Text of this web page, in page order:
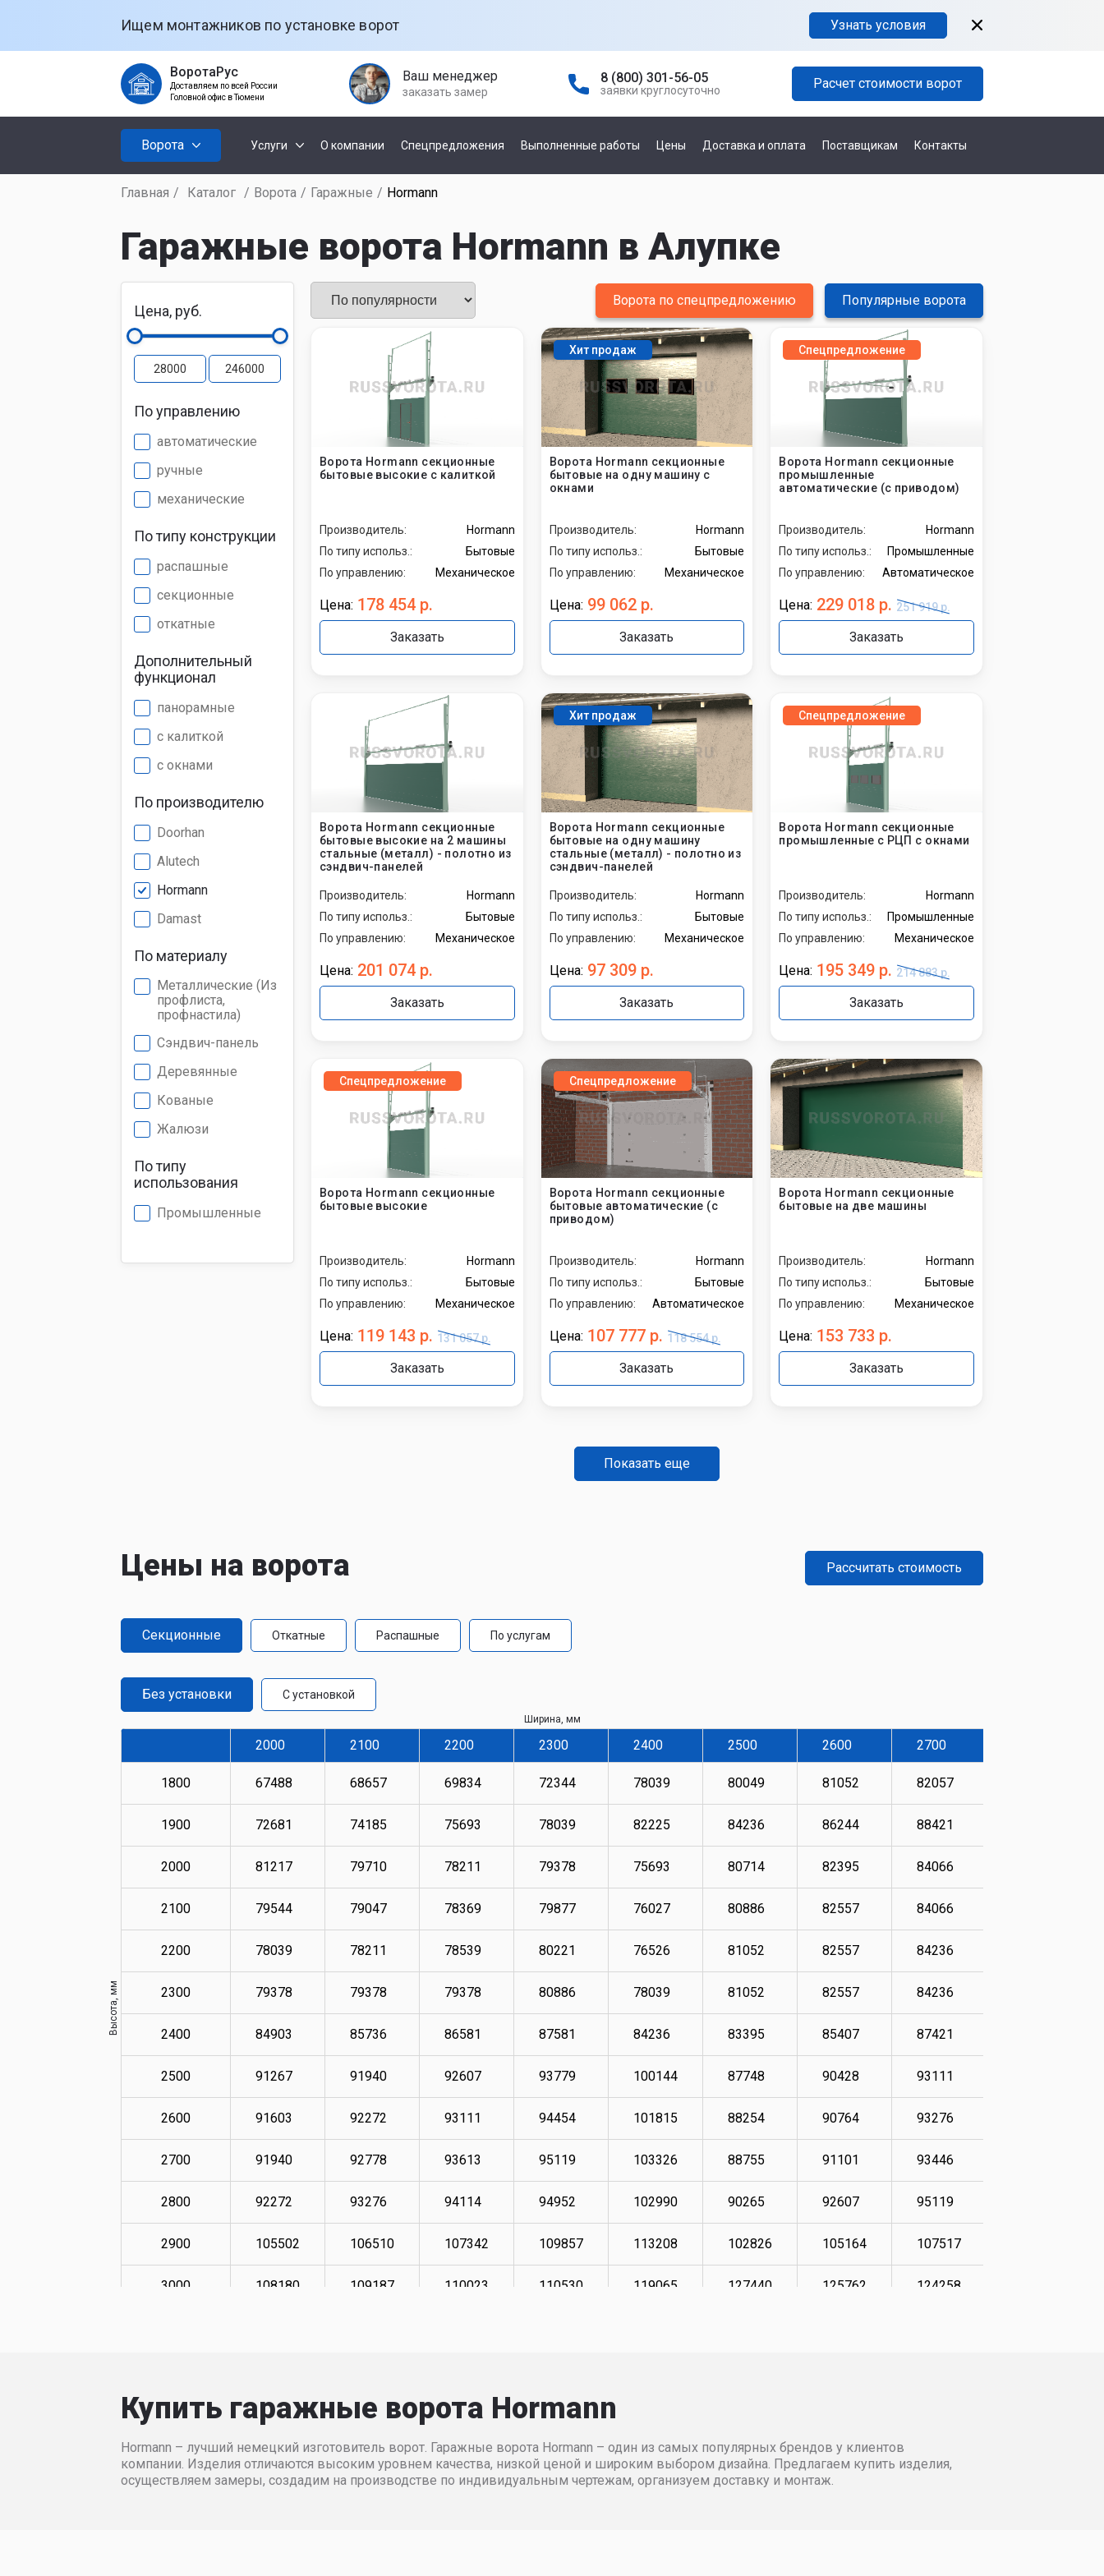
Ищем монтажников по установке ворот Узнать условия
ВоротаРус
Доставляем по всей России
Головной офис в Тюмени
Ваш менеджер
заказать замер
8 (800) 301-56-05
заявки круглосуточно Расчет стоимости ворот
Ворота
механическое
По производителю
Doorhan
По материалу
Дополнительный
функционал
с калиткой
использования
промышленные
Услуги
рольставней
Установка откатных
Установка штор
Установка шлагбаумов
Установка автоматики
О компании Спецпредложения Выполненные работы Цены Доставка и оплата Поставщикам Контакты
Главная / Каталог / Ворота / Гаражные / Hormann
Гаражные ворота Hormann в Алупке
Цена, руб.
По управлению
автоматические
ручные
механические
По типу конструкции
распашные
секционные
откатные
Дополнительный
функционал
панорамные
с калиткой
с окнами
По производителю
Doorhan
Alutech
Hormann
Damast
По материалу
Металлические (Из
профлиста,
профнастила)
Сэндвич-панель
Деревянные
Кованые
Жалюзи
По типу
использования
Промышленные
Ворота по спецпредложению Популярные ворота
Ворота Hormann секционные
бытовые высокие с калиткой
Производитель:
Hormann
По типу использ.:
Бытовые
По управлению:
Механическое
Цена: 178 454 р.
Заказать
Хит продаж
Ворота Hormann секционные
бытовые на одну машину с
окнами
Производитель:
Hormann
По типу использ.:
Бытовые
По управлению:
Механическое
Цена: 99 062 р.
Заказать
Спецпредложение
Ворота Hormann секционные
промышленные
автоматические (с приводом)
Производитель:
Hormann
По типу использ.:
Промышленные
По управлению:
Автоматическое
Цена: 229 018 р. 251 919 р.
Заказать
Ворота Hormann секционные
бытовые высокие на 2 машины
стальные (металл) - полотно из
сэндвич-панелей
Производитель:
Hormann
По типу использ.:
Бытовые
По управлению:
Механическое
Цена: 201 074 р.
Заказать
Хит продаж
Ворота Hormann секционные
бытовые на одну машину
стальные (металл) - полотно из
сэндвич-панелей
Производитель:
Hormann
По типу использ.:
Бытовые
По управлению:
Механическое
Цена: 97 309 р.
Заказать
Спецпредложение
Ворота Hormann секционные
промышленные с РЦП с окнами
Производитель:
Hormann
По типу использ.:
Промышленные
По управлению:
Механическое
Цена: 195 349 р. 214 883 р.
Заказать
Спецпредложение
Ворота Hormann секционные
бытовые высокие
Производитель:
Hormann
По типу использ.:
Бытовые
По управлению:
Механическое
Цена: 119 143 р. 131 057 р.
Заказать
Спецпредложение
Ворота Hormann секционные
бытовые автоматические (с
приводом)
Производитель:
Hormann
По типу использ.:
Бытовые
По управлению:
Автоматическое
Цена: 107 777 р. 118 554 р.
Заказать
Ворота Hormann секционные
бытовые на две машины
Производитель:
Hormann
По типу использ.:
Бытовые
По управлению:
Механическое
Цена: 153 733 р.
Заказать
Показать еще
Цены на ворота Рассчитать стоимость
Секционные Откатные Распашные По услугам
Без установки С установкой
Ширина, мм
Высота, мм
2000 2100 2200 2300 2400 2500 2600 2700
1800 67488 68657 69834 72344 78039 80049 81052 82057
1900 72681 74185 75693 78039 82225 84236 86244 88421
2000 81217 79710 78211 79378 75693 80714 82395 84066
2100 79544 79047 78369 79877 76027 80886 82557 84066
2200 78039 78211 78539 80221 76526 81052 82557 84236
2300 79378 79378 79378 80886 78039 81052 82557 84236
2400 84903 85736 86581 87581 84236 83395 85407 87421
2500 91267 91940 92607 93779 100144 87748 90428 93111
2600 91603 92272 93111 94454 101815 88254 90764 93276
2700 91940 92778 93613 95119 103326 88755 91101 93446
2800 92272 93276 94114 94952 102990 90265 92607 95119
2900 105502 106510 107342 109857 113208 102826 105164 107517
3000 108180 109187 110023 110530 119065 127440 125762 124258
3300 114878 115884 116893 117398
3400 117398 118567 118064 118567 127610 138323 136482
Купить гаражные ворота Hormann
Hormann – лучший немецкий изготовитель ворот. Гаражные ворота Hormann – один из самых популярных брендов у клиентов
компании. Изделия отличаются высоким уровнем качества, низкой ценой и широким выбором дизайна. Предлагаем купить изделия,
осуществляем замеры, создадим на производстве по индивидуальным чертежам, организуем доставку и монтаж.